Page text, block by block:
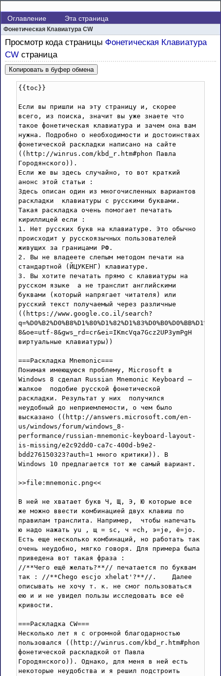
Оглавление Эта страница
Фонетическая Клавиатура CW
Просмотр кода страницы Фонетическая Клавиатура
CW страница
Копировать в буфер обмена
{{toc}}
Если вы пришли на эту страницу и, скорее
всего, из поиска, значит вы уже знаете что
такое фонетическая клавиатура и зачем она вам
нужна. Подробно о необходимости и достоинствах
фонетической раскладки написано на сайте
((http://winrus.com/kbd_r.htm#phon Павла
Городянского)).
Если же вы здесь случайно, то вот краткий
анонс этой статьи :
Здесь описан один из многочисленных вариантов
раскладки  клавиатуры с русскими буквами.
Такая раскладка очень помогает печатать
кириллицей если :
1. Нет русских букв на клавиатуре. Это обычно
происходит у русскоязычных пользователей
живущих за границами РФ.
2. Вы не владеете слепым методом печати на
стандартной (ЙЦУКЕНГ) клавиатуре.
3. Вы хотите печатать прямо с клавиатуры на
русском языке  а не транслит английскими
буквами (который напрягает читателя) или
русский текст получаемый через различные
((https://www.google.co.il/search?
8&oe=utf-8&gws_rd=cr&ei=IKmcVqa7Gcz2UP3ymPgH
виртуальные клавиатуры))
===Раскладка Mnemonic===
Понимая имеющуюся проблему, Microsoft в
Windows 8 сделал Russian Mnemonic Keyboard –
жалкое  подобие русской фонетической
раскладки. Результат у них  получился
неудобный до неприемлемости, о чем было
высказано ((http://answers.microsoft.com/en-
us/windows/forum/windows_8-
performance/russian-mnemonic-keyboard-layout-
is-missing/e2c92dd0-ca7c-400d-b9e2-
bdd276150323?auth=1 много критики)). В
Windows 10 предлагается тот же самый вариант.
>>file:mnemonic.png<<
В ней не хватает букв Ч, Щ, Э, Ю которые все
же можно ввести комбинацией двух клавиш по
правилам транслита. Например,  чтобы напечать
ю надо нажать yu , щ = sc, ч =ch, э=je, ё=jo.
Есть еще несколько комбинаций, но работать так
очень неудобно, мягко говоря. Для примера была
приведена вот такая фраза :
//**Чего ещё желать?**// печатается по буквам
так : //**Chego escjo xhelat'?**//.    Далее
описывать не хочу т. к. не смог пользоваться
ею и и не увидел пользы исследовать все её
кривости.
===Раскладка CW===
Несколько лет я с огромной благодарностью
пользовался ((http://winrus.com/kbd_r.htm#phon
фонетической раскладкой от Павла
Городянского)). Однако, для меня в ней есть
некоторые неудобства и я решил подстроить